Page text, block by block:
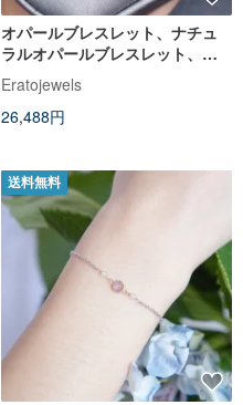
オパールブレスレット、ナチュ
ラルオパールブレスレット、オ
ーストラリアンオパールハンド
メイドブレスレット、ファイヤ
ーオプ
Eratojewels
26,488円
送料無料